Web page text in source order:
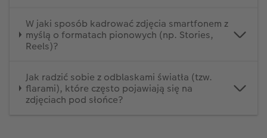
W jaki sposób kadrować zdjęcia smartfonem z
myślą o formatach pionowych (np. Stories,
Reels)?
Jak radzić sobie z odblaskami światła (tzw.
flarami), które często pojawiają się na
zdjęciach pod słońce?